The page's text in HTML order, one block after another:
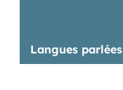
Langues parlées